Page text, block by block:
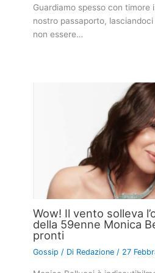
Guardiamo spesso con timore
nostro passaporto, lasciandoci
non essere…
Wow! Il vento solleva
della 59enne Monica
pronti
Gossip / Di Redazione/ 27